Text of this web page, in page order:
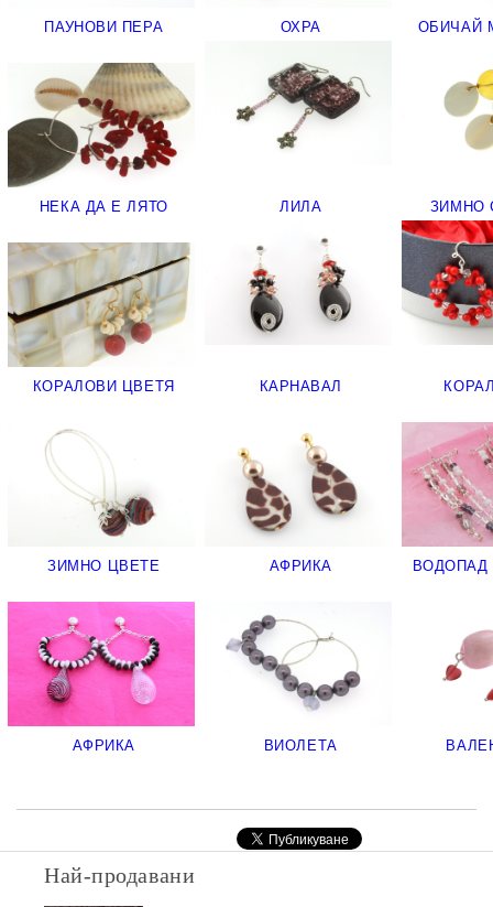
ПАУНОВИ ПЕРА ОХРА ОБИЧАЙ
НЕКА ДА Е ЛЯТО ЛИЛА ЗИМНО
КОРАЛОВИ ЦВЕТЯ КАРНАВАЛ
ЗИМНО ЦВЕТЕ АФРИКА ВОДОПАД
АФРИКА ВИОЛЕТА
Най-продавани